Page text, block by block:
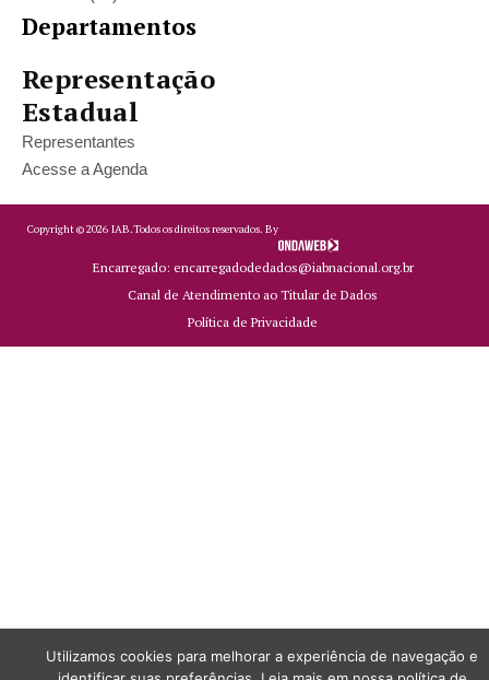
Departamentos
Representação
Estadual
Representantes
Acesse a Agenda
Copyright ©2026 IAB.Todos os direitos reservados. By
Encarregado: encarregadodedados@iabnacional.org.br
Canal de Atendimento ao Titular de Dados
Política de Privacidade
Utilizamos cookies para melhorar a experiência de navegação e